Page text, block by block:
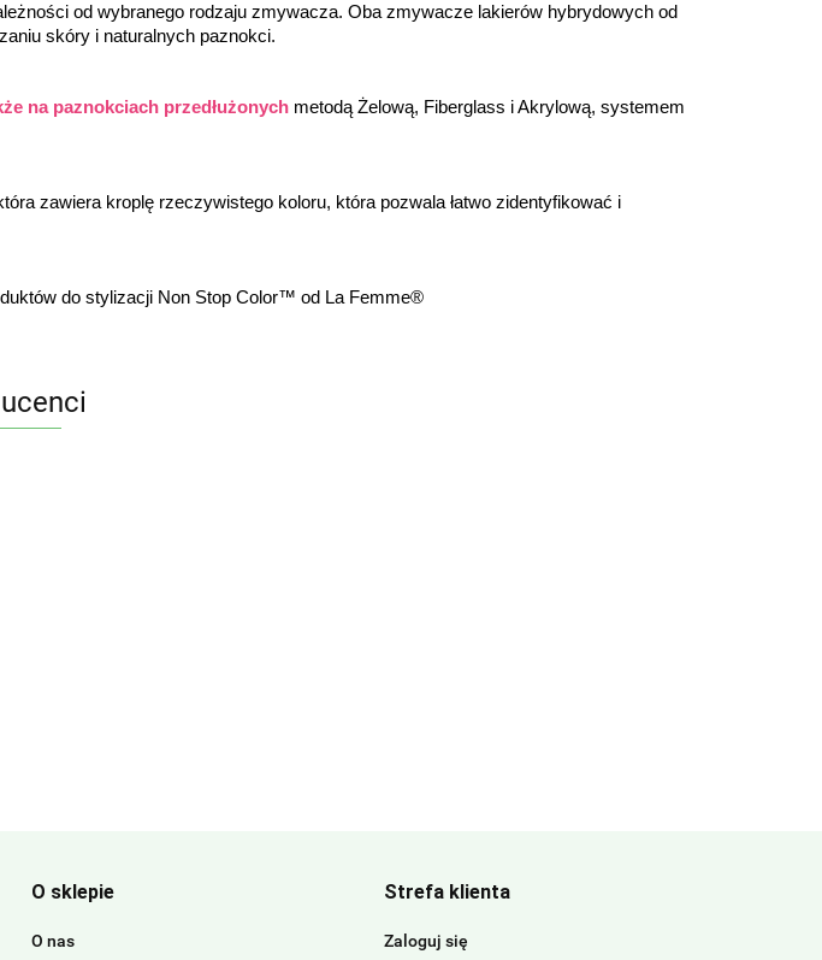
od wybranego rodzaju zmywacza. Oba zmywacze lakierów hybrydowych od
skóry i naturalnych paznokci.
na paznokciach przedłużonych metodą Żelową, Fiberglass i Akrylową, systemem
zawiera kroplę rzeczywistego koloru, która pozwala łatwo zidentyfikować i
do stylizacji Non Stop Color™ od La Femme®
O sklepie
O nas
Strefa klienta
Zaloguj się